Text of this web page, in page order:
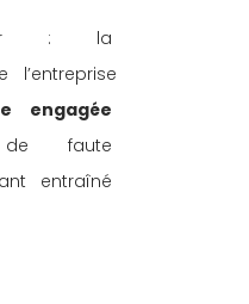
: la
l’entreprise
engagée
faute
entraîné